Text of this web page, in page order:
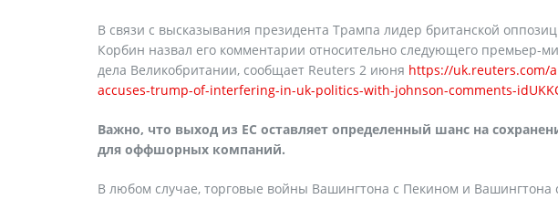
В связи с высказывания президента Трампа лидер британской
Корбин назвал его комментарии относительно следующего премьер-
дела Великобритании, сообщает Reuters 2 июня https://uk.reuters.com/
accuses-trump-of-interfering-in-uk-politics-with-johnson-comments-
Важно, что выход из ЕС оставляет определенный шанс на
для оффшорных компаний.
В любом случае, торговые войны Вашингтона с Пекином и Вашингтона